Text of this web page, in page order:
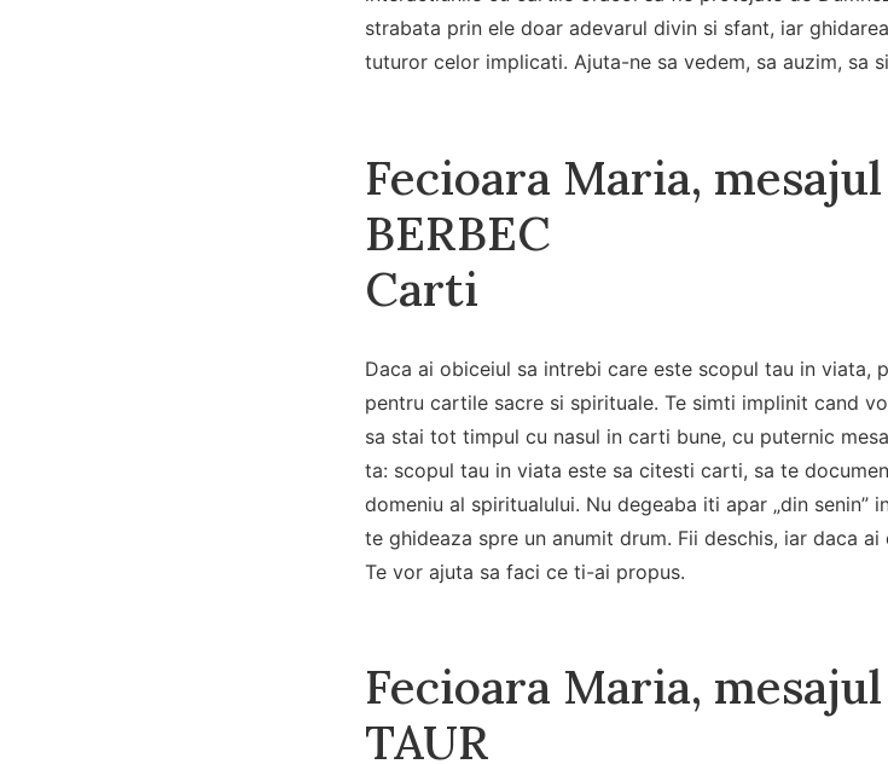
strabata prin ele doar adevarul divin si sfant, iar
tuturor celor implicati. Ajuta-ne sa vedem, sa auzim, sa
Fecioara Maria,
BERBEC
Carti
Daca ai obiceiul sa intrebi care este scopul tau in
pentru cartile sacre si spirituale. Te simti implinit cand
sa stai tot timpul cu nasul in carti bune, cu puternic
ta: scopul tau in viata este sa citesti carti, sa te
domeniu al spiritualului. Nu degeaba iti apar „din
te ghideaza spre un anumit drum. Fii deschis, iar daca
Te vor ajuta sa faci ce ti-ai propus.
Fecioara Maria,
TAUR